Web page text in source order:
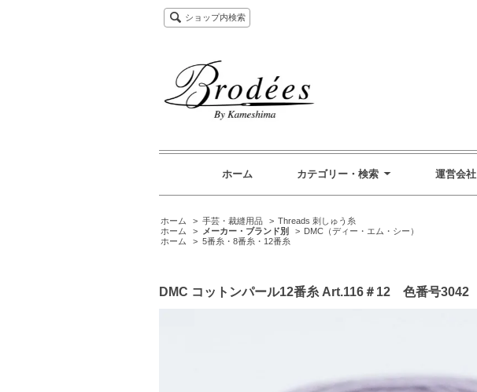
ショップ内検索
ホーム カテゴリー・検索 運営会社
ホーム > 手芸・裁縫用品 > Threads 刺しゅう糸
ホーム
> メーカー・ブランド別 > DMC（ディー・エム・シー）
ホーム
> 5番糸・8番糸・12番糸
DMC コットンパール12番糸 Art.116＃12 色番号3042